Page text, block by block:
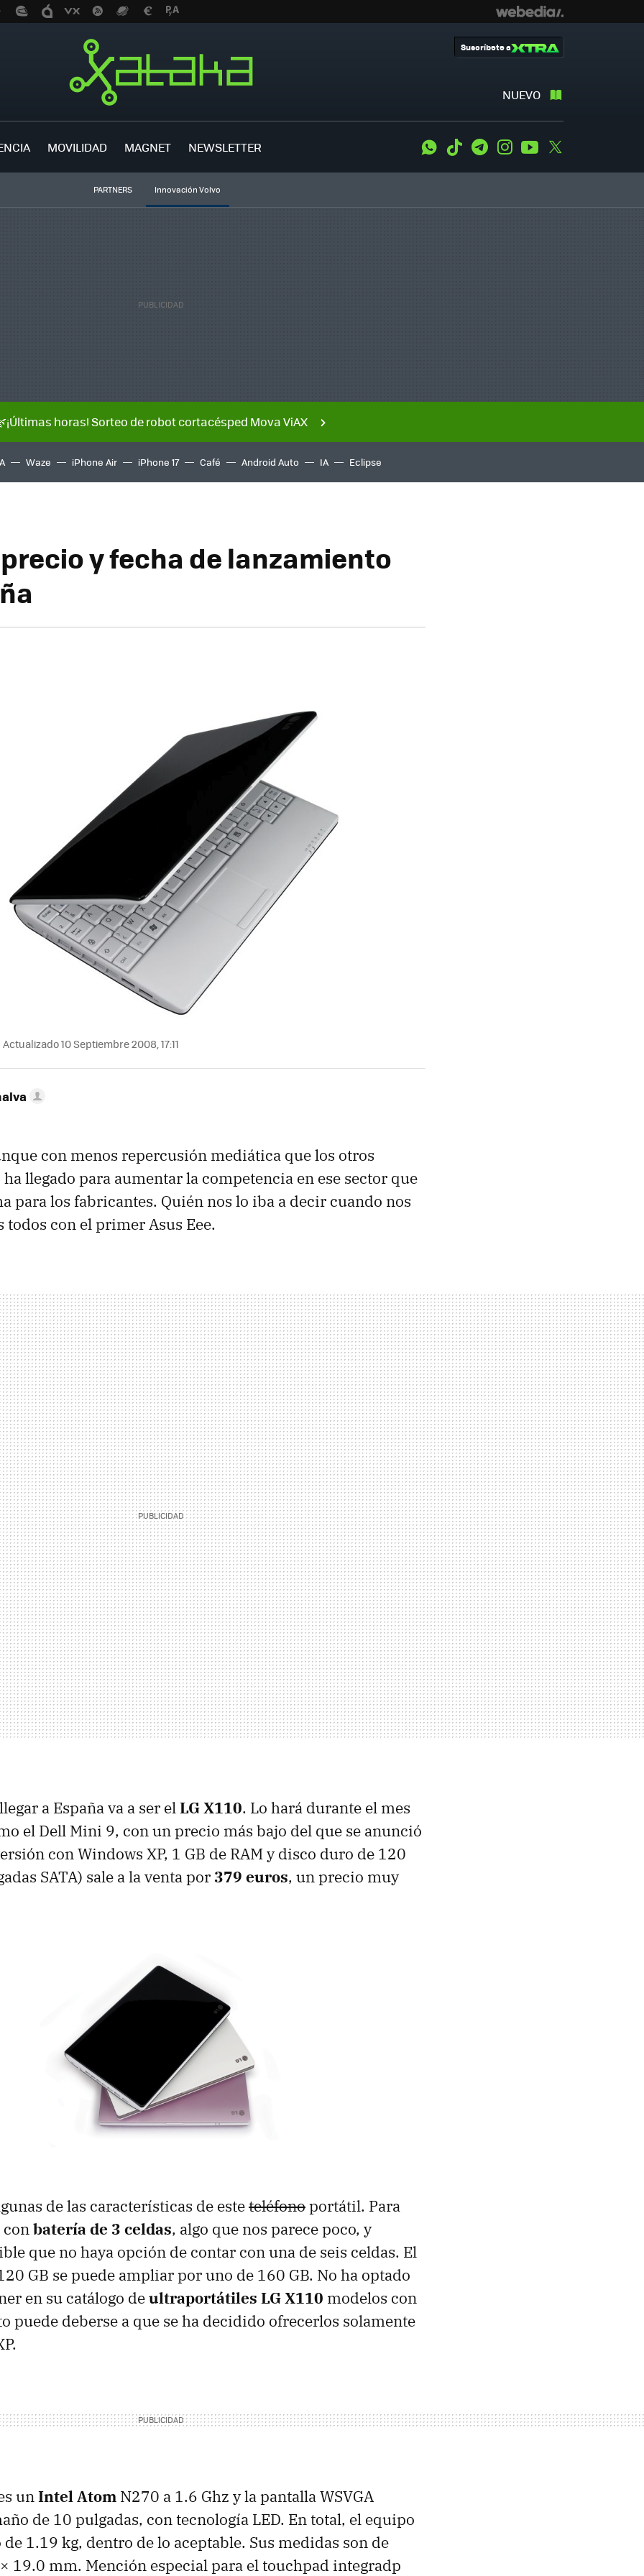
NUEVO
Suscríbete a
MOVILIDAD MAGNET NEWSLETTER WhatsApp
Tiktok TelegramInstagramYoutube
PARTNERS Innovación Volvo
horas! Sorteo de robot cortacésped Mova ViAX
Waze iPhone Air iPhone 17 Café Android Auto IA Eclipse
precio y fecha de lanzamiento
Actualizado 10 Septiembre 2008, 17:11
con menos repercusión mediática que los otros
llegado para aumentar la competencia en ese sector que
para los fabricantes. Quién nos lo iba a decir cuando nos
con el primer Asus Eee.
a España va a ser elLG X110. Lo hará durante el mes
el Dell Mini 9, con un precio más bajo del que se anunció
con Windows XP, 1 GB de RAMy disco duro de 120
SATA) sale a la venta por 379 euros, un precio muy
de las características de esteteléfonoportátil. Para
conbatería de 3 celdas, algo que nos parece poco, y
que no haya opción de contar con una de seis celdas. El
GB se puede ampliar por uno de 160 GB. No ha optado
en su catálogo deultraportátiles LG X110 modelos con
puede deberse a que se ha decidido ofrecerlos solamente
unIntel Atom N270 a 1.6 Ghz y la pantallaWSVGA
de 10 pulgadas, con tecnología LED. En total, el equipo
de 1.19 kg, dentro de lo aceptable. Sus medidas son de
19.0 mm. Mención especial para el touchpad integradp